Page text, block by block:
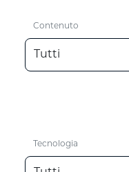
Contenuto
Tecnologia